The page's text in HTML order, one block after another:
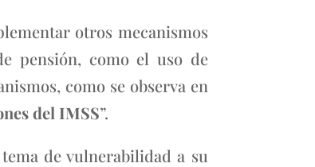
otros mecanismos
pensión, como el uso de
como se observa en
del IMSS”.
de vulnerabilidad a su